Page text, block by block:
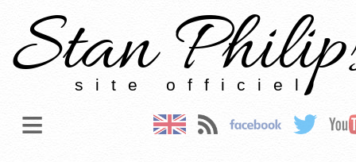
Stan
site officiel
≡